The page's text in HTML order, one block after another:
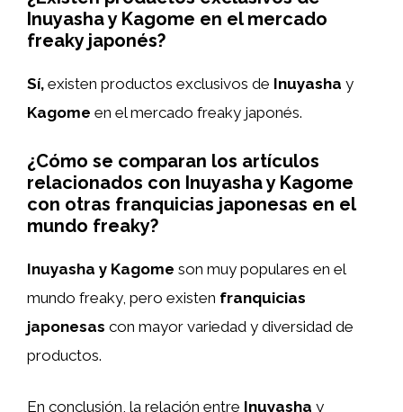
Inuyasha y Kagome en el mercado
freaky japonés?
Sí, existen productos exclusivos de Inuyasha y
Kagome en el mercado freaky japonés.
¿Cómo se comparan los artículos
relacionados con Inuyasha y Kagome
con otras franquicias japonesas en el
mundo freaky?
Inuyasha y Kagome son muy populares en el
mundo freaky, pero existen franquicias
japonesas con mayor variedad y diversidad de
productos.
En conclusión, la relación entre Inuyasha y